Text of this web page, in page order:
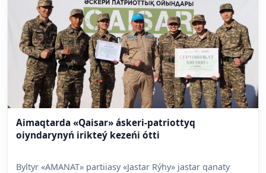
Aimaqtarda «Qaisar» áskeri-patriottyq
oiyndarynyń irikteý kezeńi ótti
Byltyr «AMANAT» partiiasy «Jastar Rýhy» jastar qanaty